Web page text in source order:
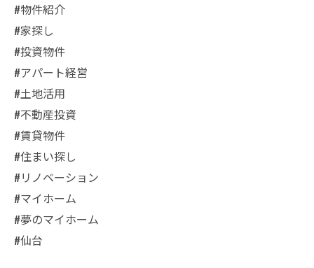
#物件紹介
#家探し
#投資物件
#アパート経営
#土地活用
#不動産投資
#賃貸物件
#住まい探し
#リノベーション
#マイホーム
#夢のマイホーム
#仙台